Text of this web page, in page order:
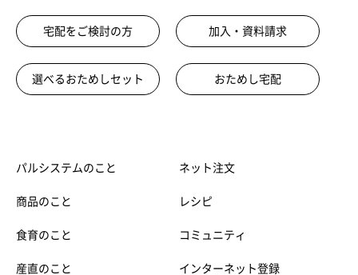
宅配をご検討の方 加入・資料請求
選べるおためしセット おためし宅配
パルシステムのこと
商品のこと
食育のこと
産直のこと
ネット注文
レシピ
コミュニティ
インターネット登録